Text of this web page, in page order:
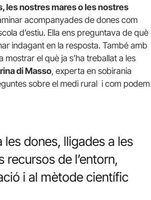
les nostres mares o les nostres
acompanyades de dones com
d’estiu. Ella ens preguntava de què
indagant en la resposta. També amb
mostrar el què ja s’ha treballat a les
di Masso, experta en sobirania
sobre el medi rural i com podem
dones, lligades a les
recursos de l’entorn,
i al mètode científic